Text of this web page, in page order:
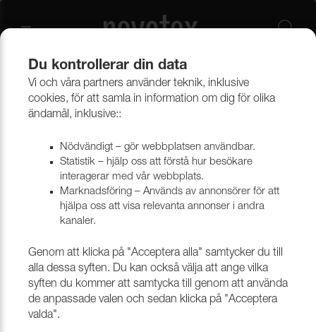
Beklädnadsmaterial
Provkollektioner beklädnad
Provkollektioner möbeltyger
Du kontrollerar din data
Vi och våra partners använder teknik, inklusive
cookies, för att samla in information om dig för olika
ändamål, inklusive::
Nödvändigt – gör webbplatsen användbar.
Statistik – hjälp oss att förstå hur besökare
interagerar med vår webbplats.
Marknadsföring – Används av annonsörer för att
hjälpa oss att visa relevanta annonser i andra
kanaler.
Genom att klicka på "Acceptera alla" samtycker du till
alla dessa syften. Du kan också välja att ange vilka
syften du kommer att samtycka till genom att använda
de anpassade valen och sedan klicka på "Acceptera
valda".